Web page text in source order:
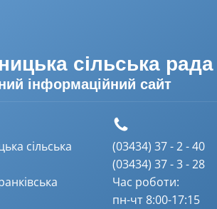
сільська рада
інформаційний сайт
сільська
(03434) 37 - 2 - 40
(03434) 37 - 3 - 28
Час роботи:
пн-чт 8:00-17:15